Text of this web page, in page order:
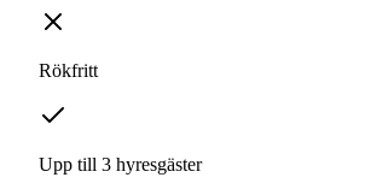
Rökfritt
Upp till 3 hyresgäster